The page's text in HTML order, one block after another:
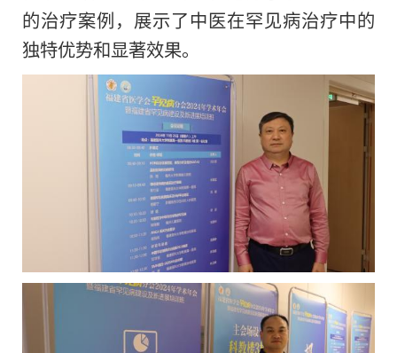
的治疗案例，展示了中医在罕见病治疗中的
独特优势和显著效果。